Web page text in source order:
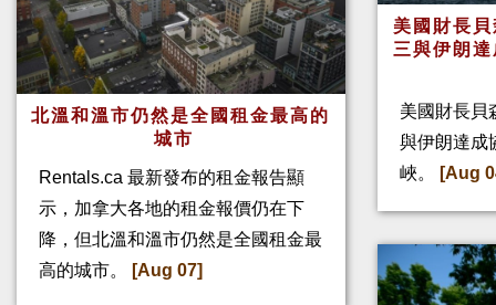
北溫和溫市仍然是全國租金最高的
城市
Rentals.ca 最新發布的租金報告顯
示，加拿大各地的租金報價仍在下
降，但北溫和溫市仍然是全國租金最
高的城市。
[Aug 07]
美國財長
三與伊朗
美國財長貝
與伊朗達成
峽。
[Aug